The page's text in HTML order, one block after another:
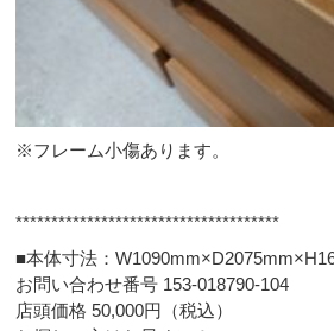
※フレーム小傷あります。
*************************************
■本体寸法：
お問い合わせ番号 153-018790-104
店頭価格 50,000円（税込）